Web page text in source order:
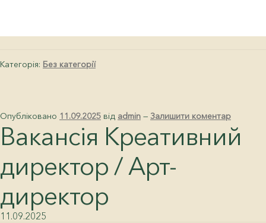
Категорія: Без категорії
Опубліковано 11.09.2025 від admin — Залишити коментар
Вакансія Креативний
директор / Арт-
директор
11.09.2025